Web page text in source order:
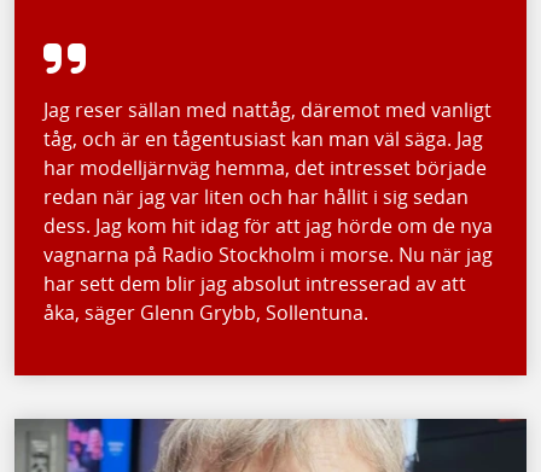
Jag reser sällan med nattåg, däremot med vanligt
tåg, och är en tågentusiast kan man väl säga. Jag
har modelljärnväg hemma, det intresset började
redan när jag var liten och har hållit i sig sedan
dess. Jag kom hit idag för att jag hörde om de nya
vagnarna på Radio Stockholm i morse. Nu när jag
har sett dem blir jag absolut intresserad av att
åka, säger Glenn Grybb, Sollentuna.